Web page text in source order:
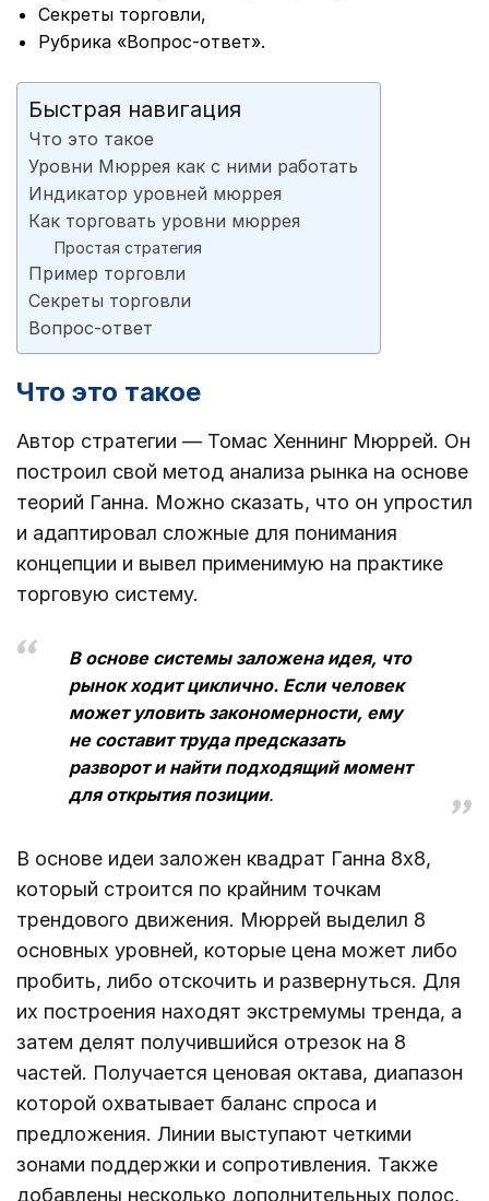
Секреты торговли,
Рубрика «Вопрос-ответ».
Быстрая навигация
Что это такое
Уровни Мюррея как с ними работать
Индикатор уровней мюррея
Как торговать уровни мюррея
Простая стратегия
Пример торговли
Секреты торговли
Вопрос-ответ
Что это такое
Автор стратегии ― Томас Хеннинг Мюррей. Он
построил свой метод анализа рынка на основе
теорий Ганна. Можно сказать, что он упростил
и адаптировал сложные для понимания
концепции и вывел применимую на практике
торговую систему.
В основе системы заложена идея, что
рынок ходит циклично. Если человек
может уловить закономерности, ему
не составит труда предсказать
разворот и найти подходящий момент
для открытия позиции.
В основе идеи заложен квадрат Ганна 8х8,
который строится по крайним точкам
трендового движения. Мюррей выделил 8
основных уровней, которые цена может либо
пробить, либо отскочить и развернуться. Для
их построения находят экстремумы тренда, а
затем делят получившийся отрезок на 8
частей. Получается ценовая октава, диапазон
которой охватывает баланс спроса и
предложения. Линии выступают четкими
зонами поддержки и сопротивления. Также
добавлены несколько дополнительных полос,